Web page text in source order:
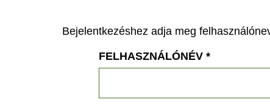
Bejelentkezéshez adja meg
FELHASZNÁLÓNÉV *